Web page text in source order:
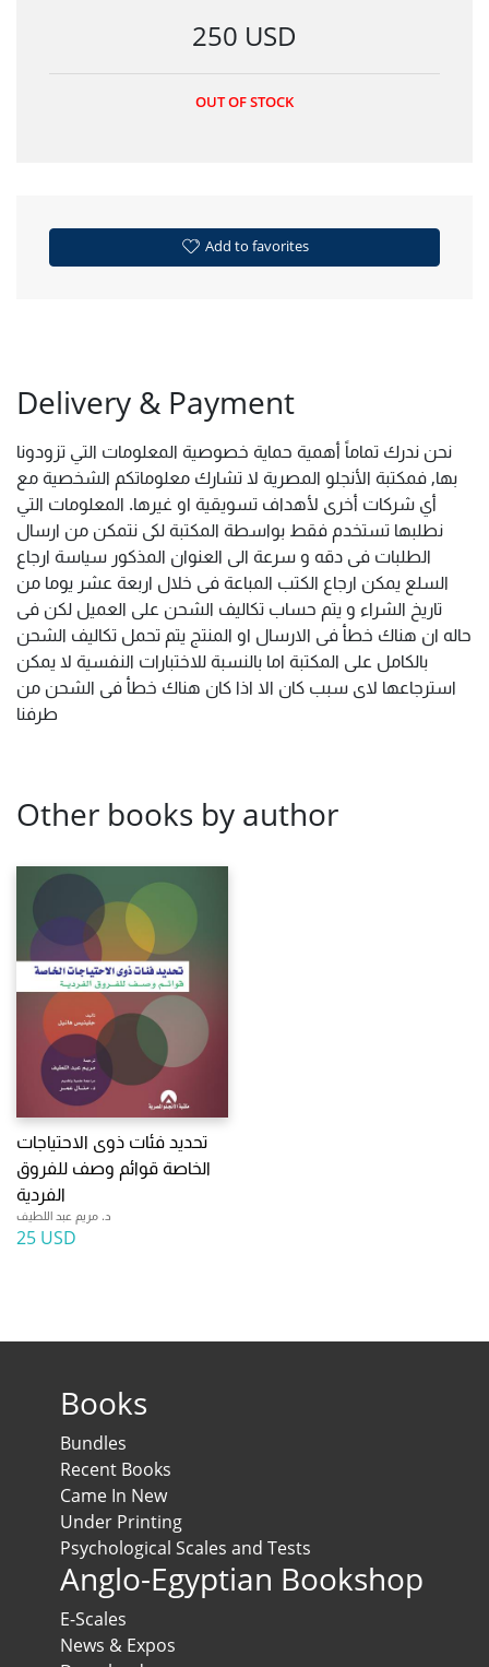
250 USD
OUT OF STOCK
Add to favorites
Delivery & Payment
نحن ندرك تماماً أهمية حماية خصوصية المعلومات التي تزودونا
بها, فمكتبة الأنجلو المصرية لا تشارك معلوماتكم الشخصية مع
أي شركات أخرى لأهداف تسويقية او غيرها. المعلومات التي
نطلبها تستخدم فقط بواسطة المكتبة لكى نتمكن من ارسال
الطلبات فى دقه و سرعة الى العنوان المذكور سياسة ارجاع
السلع يمكن ارجاع الكتب المباعة فى خلال اربعة عشر يوما من
تاريخ الشراء و يتم حساب تكاليف الشحن على العميل لكن فى
حاله ان هناك خطأ فى الارسال او المنتج يتم تحمل تكاليف الشحن
بالكامل على المكتبة اما بالنسبة للاختبارات النفسية لا يمكن
استرجاعها لاى سبب كان الا اذا كان هناك خطأ فى الشحن من
طرفنا
Other books by author
تحديد فئات ذوى الاحتياجات
الخاصة قوائم وصف للفروق
الفردية
د. مريم عبد اللطيف
25 USD
Books
Bundles
Recent Books
Came In New
Under Printing
Psychological Scales and Tests
Anglo-Egyptian Bookshop
E-Scales
News & Expos